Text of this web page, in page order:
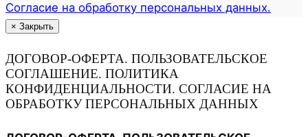
Согласие на обработку персональных данных.
× Закрыть
ДОГОВОР-ОФЕРТА. ПОЛЬЗОВАТЕЛЬСКОЕ
СОГЛАШЕНИЕ. ПОЛИТИКА
КОНФИДЕНЦИАЛЬНОСТИ. СОГЛАСИЕ НА
ОБРАБОТКУ ПЕРСОНАЛЬНЫХ ДАННЫХ